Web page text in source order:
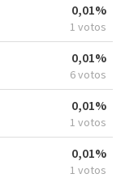
0,01%
1 votos
0,01%
6 votos
0,01%
1 votos
0,01%
1 votos